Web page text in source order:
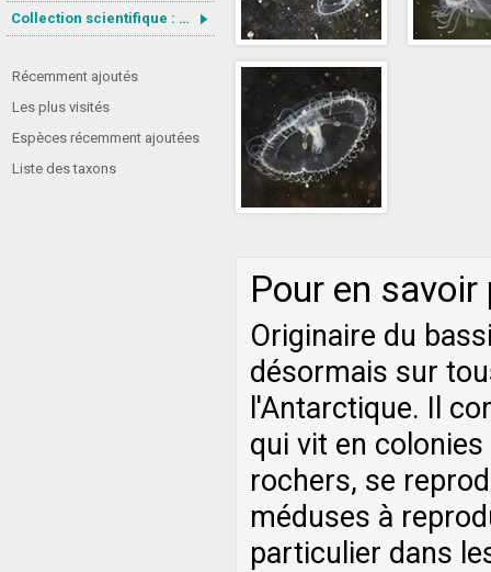
Collection scientifique : Gastrotricha
Récemment ajoutés
Les plus visités
Espèces récemment ajoutées
Liste des taxons
Pour en
Originaire du
désormais sur
l'Antarctique. Il
qui vit en
rochers, se
méduses à
particulier dans